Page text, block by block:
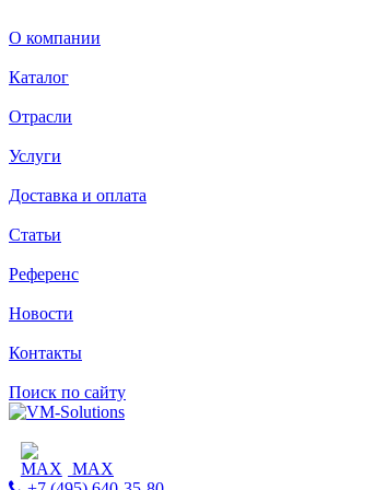
О компании
Каталог
Отрасли
Услуги
Доставка и оплата
Статьи
Референс
Новости
Контакты
Поиск по сайту
MAX